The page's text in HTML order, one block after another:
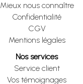
Mieux nous connaître
Confidentialité
CGV
Mentions légales
Nos services
Service client
Vos témoignages